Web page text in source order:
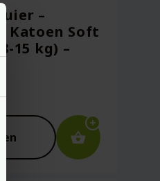
–
Katoen Soft
15 kg) –